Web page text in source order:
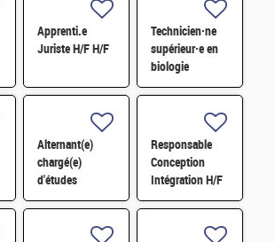
Apprenti.e
Juriste H/F H/F
Technicien·ne
supérieur·e en
biologie
moléculaire,
Alternant(e)
chargé(e)
d'études
marketing en
numérique et
Responsable
Conception
Intégration H/F